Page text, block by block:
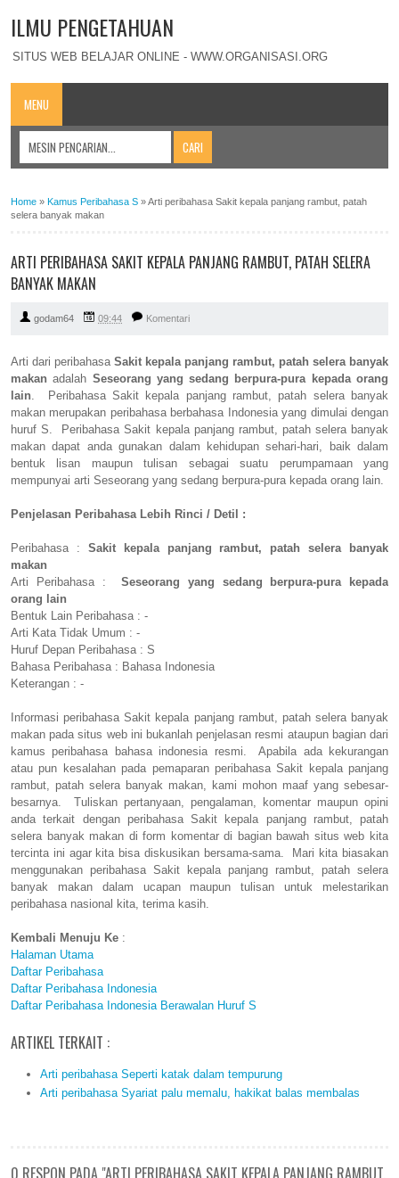
ILMU PENGETAHUAN
SITUS WEB BELAJAR ONLINE - WWW.ORGANISASI.ORG
MENU
Home » Kamus Peribahasa S »Arti peribahasa Sakit kepala panjang rambut, patah
selera banyak makan
ARTI PERIBAHASA SAKIT KEPALA PANJANG RAMBUT, PATAH SELERA
BANYAK MAKAN
godam64 09:44 Komentari
Arti dari peribahasa Sakit kepala panjang rambut, patah selera banyak
makan adalah Seseorang yang sedang berpura-pura kepada orang
lain. Peribahasa Sakit kepala panjang rambut, patah selera banyak
makan merupakan peribahasa berbahasa Indonesia yang dimulai dengan
huruf S. Peribahasa Sakit kepala panjang rambut, patah selera banyak
makan dapat anda gunakan dalam kehidupan sehari-hari, baik dalam
bentuk lisan maupun tulisan sebagai suatu perumpamaan yang
mempunyai arti Seseorang yang sedang berpura-pura kepada orang lain.
Penjelasan Peribahasa Lebih Rinci / Detil :
Peribahasa : Sakit kepala panjang rambut, patah selera banyak
makan
Arti Peribahasa : Seseorang yang sedang berpura-pura kepada
orang lain
Bentuk Lain Peribahasa : -
Arti Kata Tidak Umum : -
Huruf Depan Peribahasa : S
Bahasa Peribahasa : Bahasa Indonesia
Keterangan : -
Informasi peribahasa Sakit kepala panjang rambut, patah selera banyak
makan pada situs web ini bukanlah penjelasan resmi ataupun bagian dari
kamus peribahasa bahasa indonesia resmi. Apabila ada kekurangan
atau pun kesalahan pada pemaparan peribahasa Sakit kepala panjang
rambut, patah selera banyak makan, kami mohon maaf yang sebesar-
besarnya. Tuliskan pertanyaan, pengalaman, komentar maupun opini
anda terkait dengan peribahasa Sakit kepala panjang rambut, patah
selera banyak makan di form komentar di bagian bawah situs web kita
tercinta ini agar kita bisa diskusikan bersama-sama. Mari kita biasakan
menggunakan peribahasa Sakit kepala panjang rambut, patah selera
banyak makan dalam ucapan maupun tulisan untuk melestarikan
peribahasa nasional kita, terima kasih.
Kembali Menuju Ke :
Halaman Utama
Daftar Peribahasa
Daftar Peribahasa Indonesia
Daftar Peribahasa Indonesia Berawalan Huruf S
ARTIKEL TERKAIT :
Arti peribahasa Seperti katak dalam tempurung
Arti peribahasa Syariat palu memalu, hakikat balas membalas
0 RESPON PADA "ARTI PERIBAHASA SAKIT KEPALA PANJANG RAMBUT,